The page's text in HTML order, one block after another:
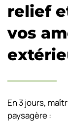
relief
vos
En 3 jours,
paysagère :